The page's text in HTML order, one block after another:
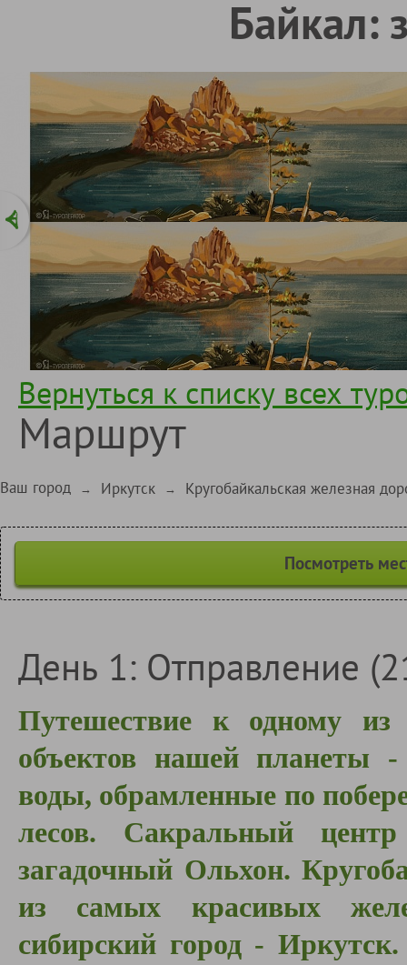
Байкал:
Вернуться к списку всех
Маршрут
Ваш город → Иркутск → Кругобайкальская железная
Посмотреть
День 1: Отправление
Путешествие к одному
объектов нашей планеты -
воды, обрамленные по
лесов. Сакральный
загадочный Ольхон.
из самых красивых
сибирский город -